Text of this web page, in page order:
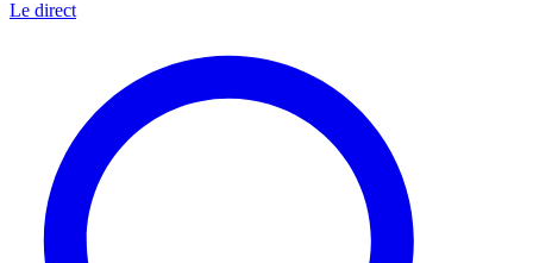
Le direct